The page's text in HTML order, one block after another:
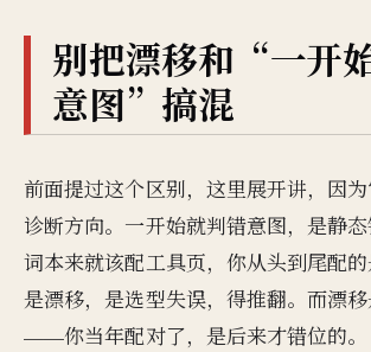
别把漂移和“一开
意图”搞混
前面提过这个区别，这里展开讲，因
诊断方向。一开始就判错意图，是静
词本来就该配工具页，你从头到尾配
是漂移，是选型失误，得推翻。而漂
——你当年配对了，是后来才错位的。